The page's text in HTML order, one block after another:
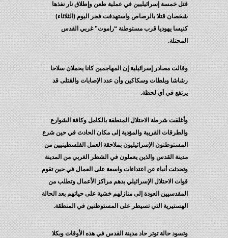
قتل خمسة إسرائيليين في عملية طعن وإطلاق نار نفذها
شخصان قتلا بالرصاص واستهدفت فجر اليوم (الثلاثاء)
كنيسا يهوديا قرب مستوطنة “راموت” غربي القدس
المحتلة.
وقالت مصادر إسرائيلية إن المهاجمين كانا يحملان سلاحا
رشاشا وبلطات وسكاكين وأن عدد الإصابات والقتلى قد
يرتفع في أي لحظة.
وأغلقت شرطة الاحتلال المنطقة بالكامل وكافة الشوارع
والطرقات القريبة والمؤدية إلى مكان الحادث في حين شرع
المستوطنون الإسرائيليون بملاحقة العمل الفلسطينيين من
مدينة القدس والذين يعملون في الشطر الغربي من المدينة
وتحدثت أنباء عن اعتداءات واسعة على العمال في حين تقوم
قوات الاحتلال الإسرائيلي بدهم مراكز الأعمال وتطلب من
المقدسيين العودة إلى منازلهم خشية على حياتهم بعد الحالة
الهستيرية التي تسيطر على المستوطنين في المنطقة.
وتسود حالة توتر حاد مدينة القدس في هذه الأوقات وبكلا